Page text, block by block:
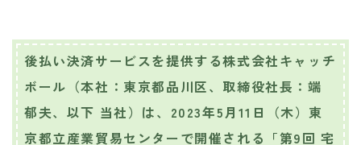
後払い決済サービスを提供する株式会社キャッチ
ボール（本社：東京都品川区、取締役社長：端
郁夫、以下 当社）は、2023年5月11日（木）東
京都立産業貿易センターで開催される「第9回 宅